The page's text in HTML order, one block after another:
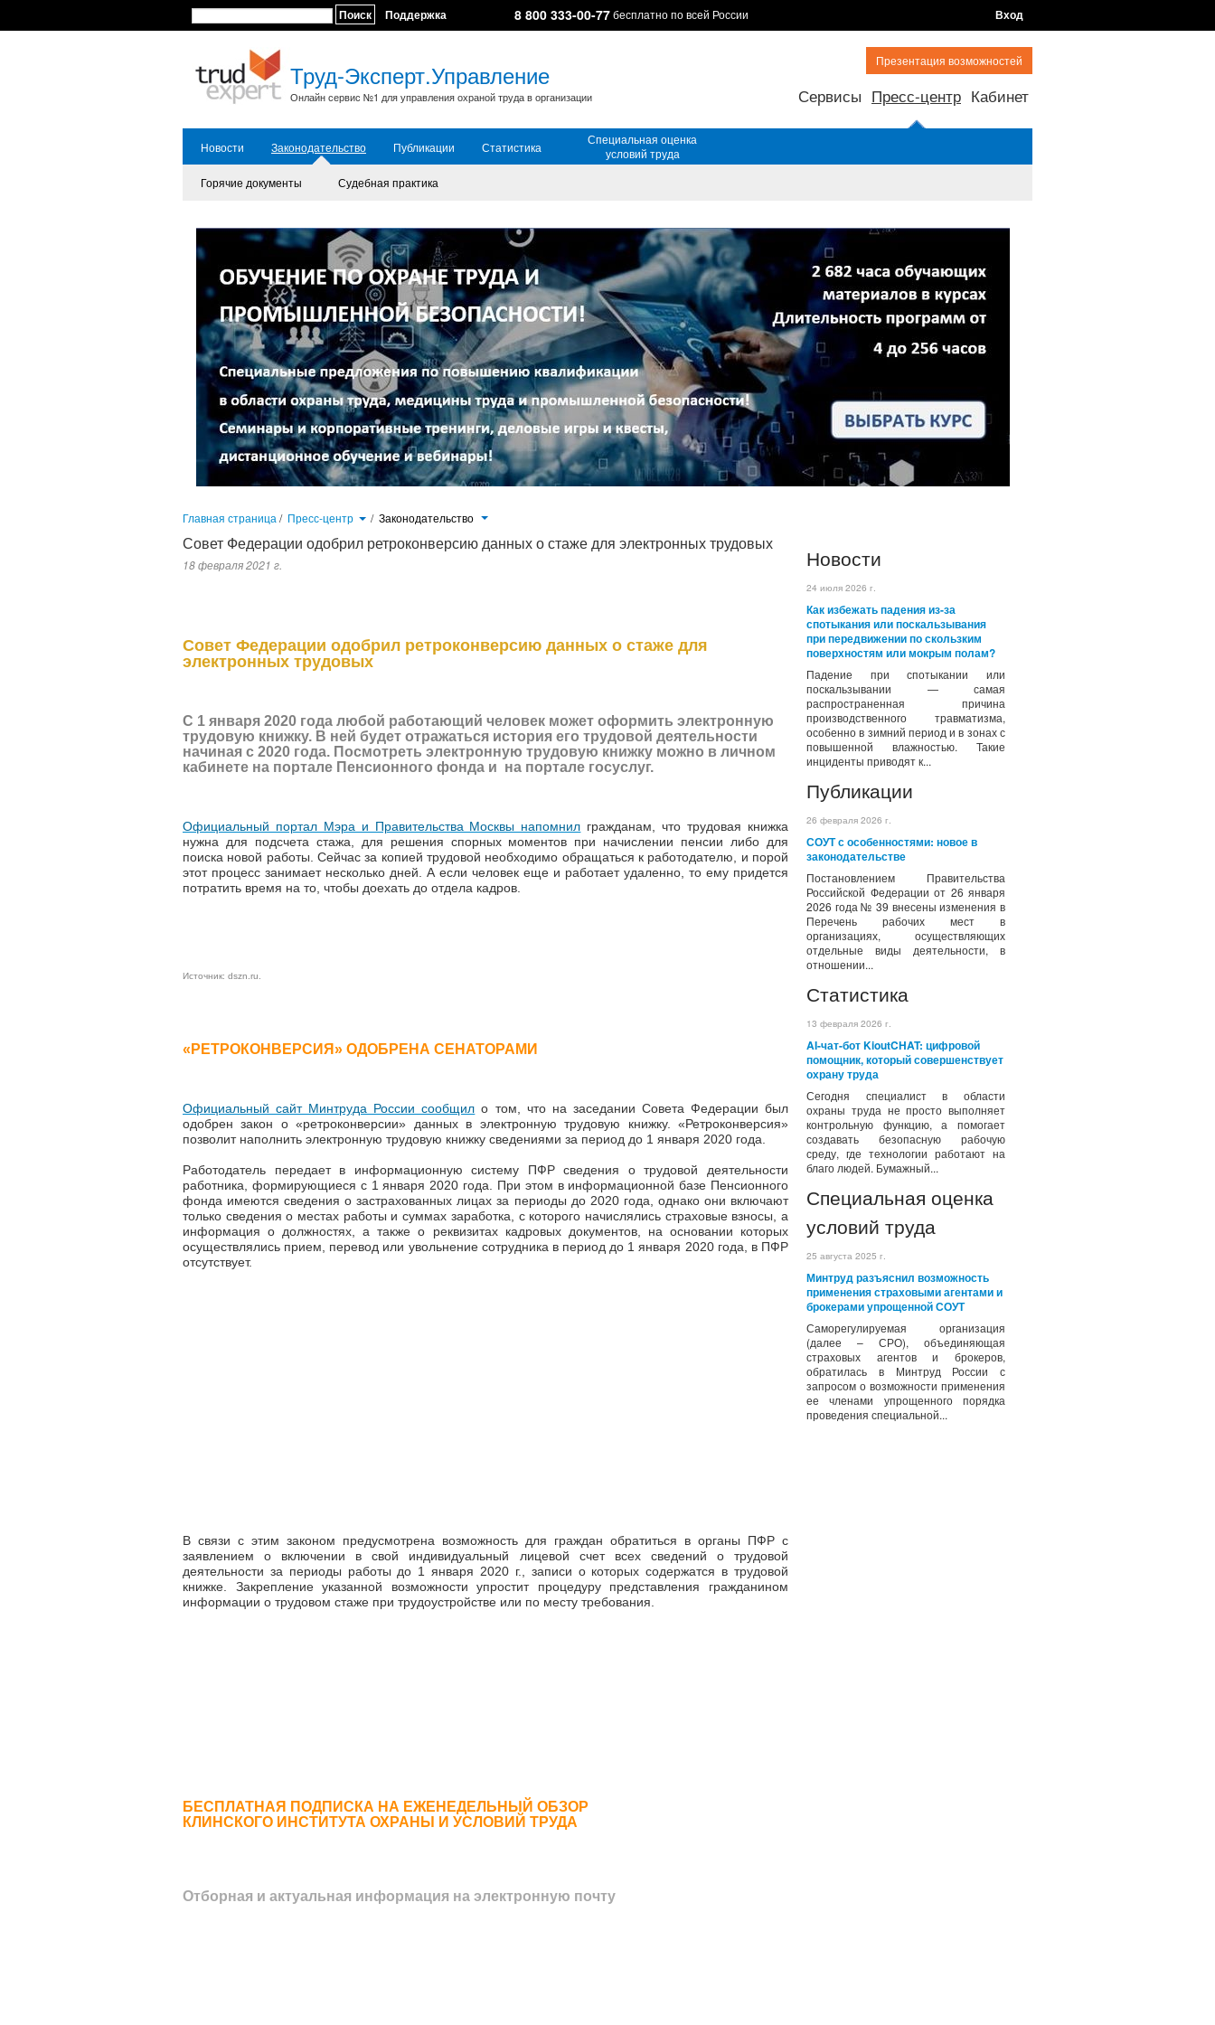
Поиск Поддержка 8 800 333-00-77бесплатно по всей России Вход
Труд-Эксперт.Управление
Онлайн сервис №1 для управления охраной труда в организации
Презентация возможностей
Сервисы Пресс-центр Кабинет
Новости Законодательство Публикации Статистика
Специальная оценка
условий труда
Горячие документы
Судебная практика
Главная страница / Пресс-центр / Законодательство
Новости
24 июля 2026 г.
Как избежать падения из-за
спотыкания или поскальзывания
при передвижении по скользким
поверхностям или мокрым полам?
Падение при спотыкании или
поскальзывании — самая
распространенная причина
производственного травматизма,
особенно в зимний период и в зонах с
повышенной влажностью. Такие
инциденты приводят к...
Публикации
26 февраля 2026 г.
СОУТ с особенностями: новое в
законодательстве
Постановлением Правительства
Российской Федерации от 26 января
2026 года № 39 внесены изменения в
Перечень рабочих мест в
организациях, осуществляющих
отдельные виды деятельности, в
отношении...
Статистика
13 февраля 2026 г.
AI-чат-бот KioutCHAT: цифровой
помощник, который совершенствует
охрану труда
Сегодня специалист в области
охраны труда не просто выполняет
контрольную функцию, а помогает
создавать безопасную рабочую
среду, где технологии работают на
благо людей. Бумажный...
Специальная оценка
условий труда
25 августа 2025 г.
Минтруд разъяснил возможность
применения страховыми агентами и
брокерами упрощенной СОУТ
Саморегулируемая организация
(далее – СРО), объединяющая
страховых агентов и брокеров,
обратилась в Минтруд России с
запросом о возможности применения
ее членами упрощенного порядка
проведения специальной...
Совет Федерации одобрил ретроконверсию данных о стаже для электронных трудовых
18 февраля 2021 г.
Совет Федерации одобрил ретроконверсию данных о стаже для
электронных трудовых
С 1 января 2020 года любой работающий человек может оформить электронную
трудовую книжку. В ней будет отражаться история его трудовой деятельности
начиная с 2020 года. Посмотреть электронную трудовую книжку можно в личном
кабинете на портале Пенсионного фонда и на портале госуслуг.
Официальный портал Мэра и Правительства Москвы напомнил гражданам, что трудовая книжка
нужна для подсчета стажа, для решения спорных моментов при начислении пенсии либо для
поиска новой работы. Сейчас за копией трудовой необходимо обращаться к работодателю, и порой
этот процесс занимает несколько дней. А если человек еще и работает удаленно, то ему придется
потратить время на то, чтобы доехать до отдела кадров.
Источник: dszn.ru.
«РЕТРОКОНВЕРСИЯ» ОДОБРЕНА СЕНАТОРАМИ
Официальный сайт Минтруда России сообщил о том, что на заседании Совета Федерации был
одобрен закон о «ретроконверсии» данных в электронную трудовую книжку. «Ретроконверсия»
позволит наполнить электронную трудовую книжку сведениями за период до 1 января 2020 года.
Работодатель передает в информационную систему ПФР сведения о трудовой деятельности
работника, формирующиеся с 1 января 2020 года. При этом в информационной базе Пенсионного
фонда имеются сведения о застрахованных лицах за периоды до 2020 года, однако они включают
только сведения о местах работы и суммах заработка, с которого начислялись страховые взносы, а
информация о должностях, а также о реквизитах кадровых документов, на основании которых
осуществлялись прием, перевод или увольнение сотрудника в период до 1 января 2020 года, в ПФР
отсутствует.
В связи с этим законом предусмотрена возможность для граждан обратиться в органы ПФР с
заявлением о включении в свой индивидуальный лицевой счет всех сведений о трудовой
деятельности за периоды работы до 1 января 2020 г., записи о которых содержатся в трудовой
книжке. Закрепление указанной возможности упростит процедуру представления гражданином
информации о трудовом стаже при трудоустройстве или по месту требования.
БЕСПЛАТНАЯ ПОДПИСКА НА ЕЖЕНЕДЕЛЬНЫЙ ОБЗОР
КЛИНСКОГО ИНСТИТУТА ОХРАНЫ И УСЛОВИЙ ТРУДА
Отборная и актуальная информация на электронную почту